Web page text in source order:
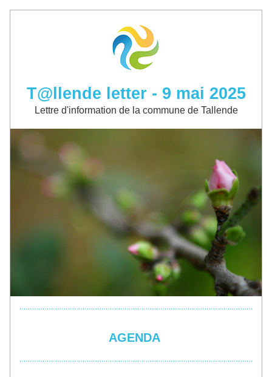
T@llende letter - 9 mai 2025
Lettre d'information de la commune de Tallende
AGENDA